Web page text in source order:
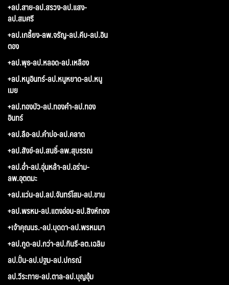
+ลป.สาย-ลป.สรวง-ลป.แสง-
ลป.สมศรี
+ลป.เกลี้ยง-ลพ.จรัญ-ลป.คีบ-ลป.อิน
ตอง
+ลป.พุธ-ลป.หลอด-ลป.เหลือง
+ลป.หนูอินทร์-ลป.หนูหยาด-ลป.หนู
เมย
+ลป.ทองบัว-ลป.ทองคำ-ลป.ทอง
อินทร์
+ลป.ลือ-ลป.คำบ่อ-ลป.คลาด
+ลป.สังข์-ลป.สนธิ์-ลพ.สุบรรณ
+ลป.อ่ำ-ลป.อุ่นหล้า-ลป.อร่าม-
ลพ.อุตตมะ
+ลป.แว่น-ลป.ลป.จันทร์โสม-ลป.ขาน
+ลป.พรหม-ลป.แตงอ่อน-ลป.สิงห์ทอง
+เจ้าคุณนร.-ลป.บุดดา-ลป.พรหมมา
+ลป.กูด-ลป.กว่า-ลป.กินรี-ลต.เฉลิม
ลป.ปั่น-ลป.ปฐม-ลป.ปกรณ์
ลป.วีระทาย-ลป.ตาล-ลป.บุญอุ้ม